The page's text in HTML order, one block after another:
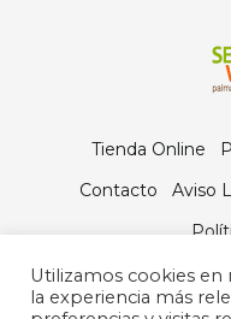
Tienda Online
Contacto
Aviso
Utilizamos cookies
la experiencia más